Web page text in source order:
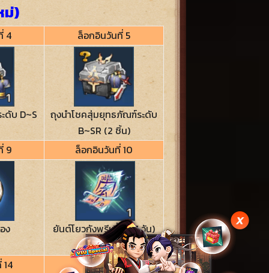
ม่)
4 ล็อกอินวันที่ 5
ดับ D~S
ถุงนำโชคสุ่มยุทธภัณฑ์ระดับ
B~SR (2 ชิ้น)
9
ล็อกอินวันที่ 10
ง
ยันต์โยวกังพรีเมี่ยม(7 วัน)
(1 ชิ้น)